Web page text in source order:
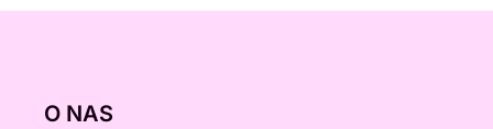
O NAS